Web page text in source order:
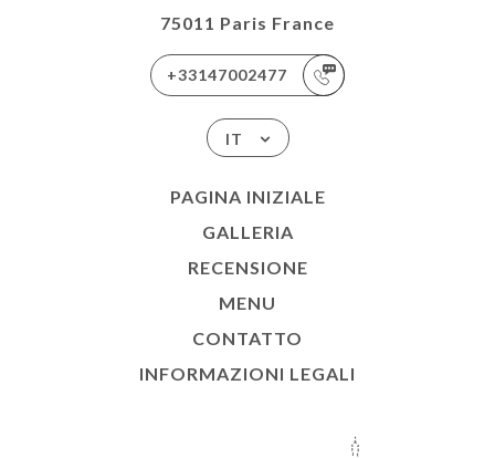
75011 Paris France
+33147002477
IT
PAGINA INIZIALE
GALLERIA
RECENSIONE
MENU
CONTATTO
INFORMAZIONI LEGALI